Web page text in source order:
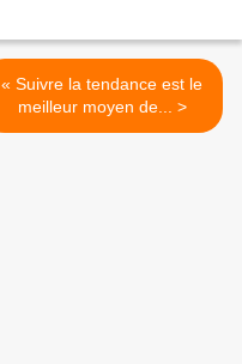
« Suivre la tendance est le
meilleur moyen de... >